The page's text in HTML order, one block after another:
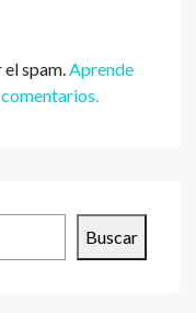
spam.Aprende
Buscar